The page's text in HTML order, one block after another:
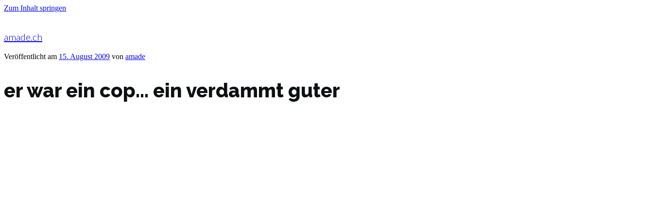
Zum Inhalt springen
amade.ch
Veröffentlicht am 15. August 2009 von amade
er war ein cop… ein verdammt guter